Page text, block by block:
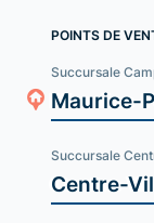
POINTS DE
Succursale
Maurice-
Succursale
Centre-